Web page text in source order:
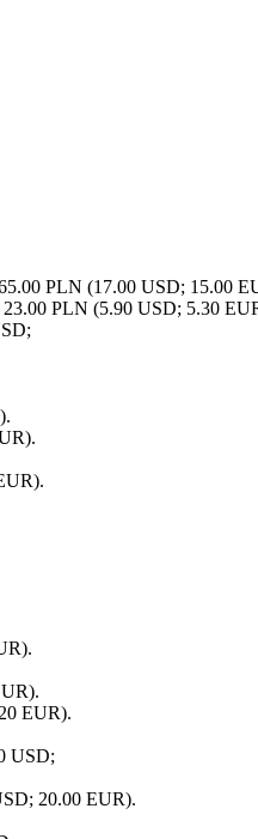
PLN (17.00 USD; 15.00
23.00 PLN (5.90 USD; 5.30
EUR).
USD;
20.00 EUR).